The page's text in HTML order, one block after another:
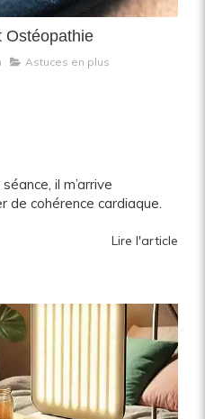
Ostéopathie
Astuces en plus
il m’arrive
de cohérence cardiaque.
Lire l'article